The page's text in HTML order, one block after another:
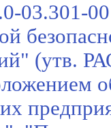
03.301-
(утв.